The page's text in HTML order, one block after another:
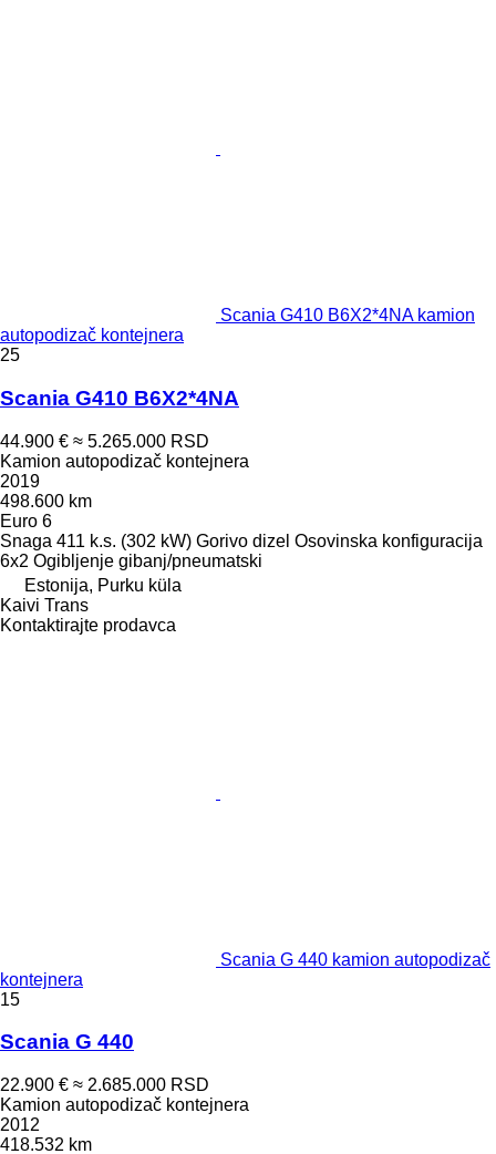
Scania G410 B6X2*4NA kamion
autopodizač kontejnera
25
Scania G410 B6X2*4NA
44.900 € ≈ 5.265.000 RSD
Kamion autopodizač kontejnera
2019
498.600 km
Euro 6
Snaga 411 k.s. (302 kW) Gorivo dizel Osovinska konfiguracija
6x2 Ogibljenje gibanj/pneumatski
Estonija, Purku küla
Kaivi Trans
Kontaktirajte prodavca
Scania G 440 kamion autopodizač
kontejnera
15
Scania G 440
22.900 € ≈ 2.685.000 RSD
Kamion autopodizač kontejnera
2012
418.532 km